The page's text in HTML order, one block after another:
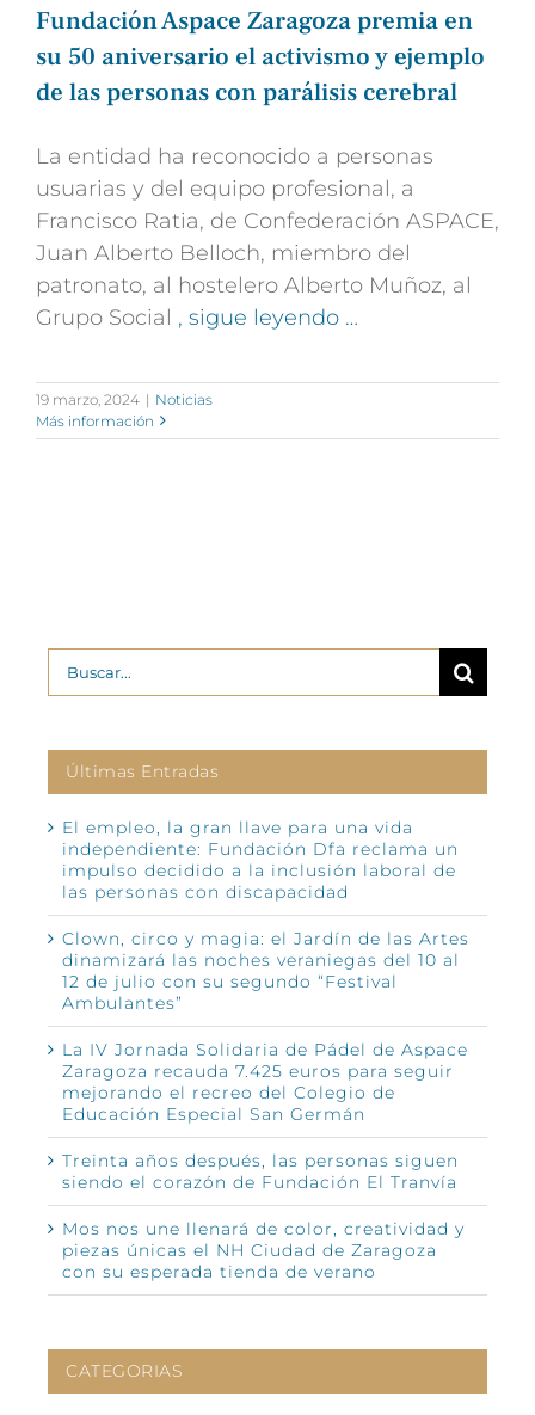
Fundación Aspace Zaragoza premia en
su 50 aniversario el activismo y ejemplo
de las personas con parálisis cerebral
La entidad ha reconocido a personas
usuarias y del equipo profesional, a
Francisco Ratia, de Confederación ASPACE,
Juan Alberto Belloch, miembro del
patronato, al hostelero Alberto Muñoz, al
Grupo Social , sigue leyendo …
19 marzo, 2024 | Noticias
Más información
Buscar:
Últimas Entradas
El empleo, la gran llave para una vida
independiente: Fundación Dfa reclama un
impulso decidido a la inclusión laboral de
las personas con discapacidad
Clown, circo y magia: el Jardín de las Artes
dinamizará las noches veraniegas del 10 al
12 de julio con su segundo “Festival
Ambulantes”
La IV Jornada Solidaria de Pádel de Aspace
Zaragoza recauda 7.425 euros para seguir
mejorando el recreo del Colegio de
Educación Especial San Germán
Treinta años después, las personas siguen
siendo el corazón de Fundación El Tranvía
Mos nos une llenará de color, creatividad y
piezas únicas el NH Ciudad de Zaragoza
con su esperada tienda de verano
CATEGORIAS